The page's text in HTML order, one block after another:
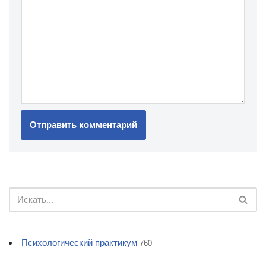
Психологический практикум 760